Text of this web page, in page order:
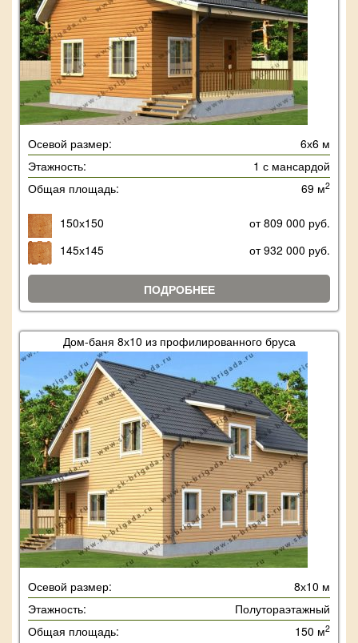
Осевой размер:
6х6 м
Этажность:
1 с мансардой
Общая площадь:
69 м2
150х150
от 809 000 руб.
145х145
от 932 000 руб.
ПОДРОБНЕЕ
Дом-баня 8х10 из профилированного бруса
Осевой размер:
8х10 м
Этажность:
Полутораэтажный
Общая площадь:
150 м2